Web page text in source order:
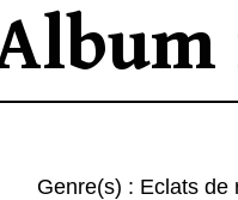
Genre(s) : Eclats de